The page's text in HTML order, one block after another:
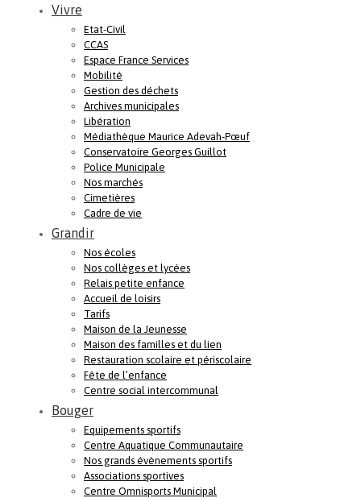
Vivre
Etat-Civil
CCAS
Espace France Services
Mobilité
Gestion des déchets
Archives municipales
Libération
Médiathèque Maurice Adevah-Pœuf
Conservatoire Georges Guillot
Police Municipale
Nos marchés
Cimetières
Cadre de vie
Grandir
Nos écoles
Nos collèges et lycées
Relais petite enfance
Accueil de loisirs
Tarifs
Maison de la Jeunesse
Maison des familles et du lien
Restauration scolaire et périscolaire
Fête de l’enfance
Centre social intercommunal
Bouger
Equipements sportifs
Centre Aquatique Communautaire
Nos grands évènements sportifs
Associations sportives
Centre Omnisports Municipal